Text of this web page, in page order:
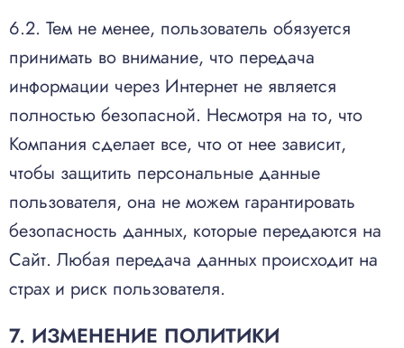
6.2. Тем не менее, пользователь обязуется
принимать во внимание, что передача
информации через Интернет не является
полностью безопасной. Несмотря на то, что
Компания сделает все, что от нее зависит,
чтобы защитить персональные данные
пользователя, она не можем гарантировать
безопасность данных, которые передаются на
Сайт. Любая передача данных происходит на
страх и риск пользователя.
7. ИЗМЕНЕНИЕ ПОЛИТИКИ